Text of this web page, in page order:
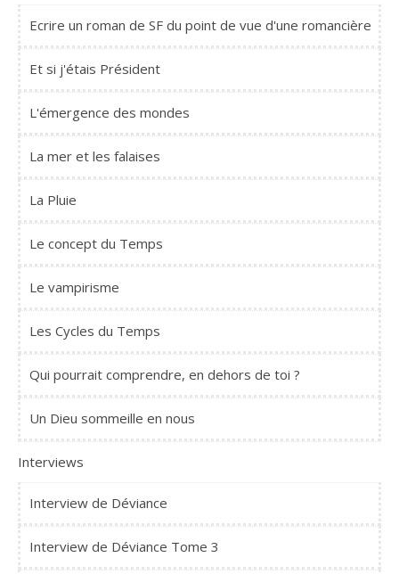
Ecrire un roman de SF du point de vue d'une romancière
Et si j'étais Président
L'émergence des mondes
La mer et les falaises
La Pluie
Le concept du Temps
Le vampirisme
Les Cycles du Temps
Qui pourrait comprendre, en dehors de toi ?
Un Dieu sommeille en nous
Interviews
Interview de Déviance
Interview de Déviance Tome 3